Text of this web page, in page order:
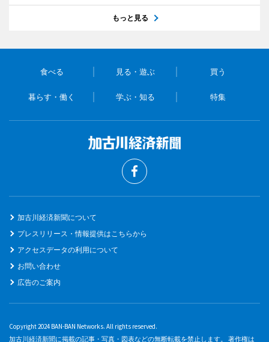
もっと見る
食べる 見る・遊ぶ 買う
暮らす・働く 学ぶ・知る 特集
加古川経済新聞について
プレスリリース・情報提供はこちらから
アクセスデータの利用について
お問い合わせ
広告のご案内
Copyright 2024 BAN-BAN Networks. All rights reserved.
加古川経済新聞に掲載の記事・写真・図表などの無断転載を禁止します。 著作権は